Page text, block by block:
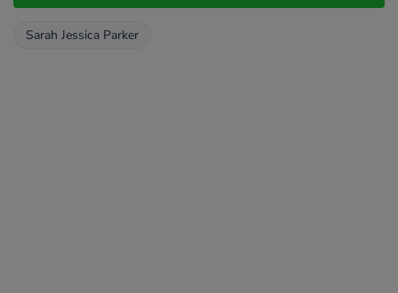
Sarah Jessica Parker